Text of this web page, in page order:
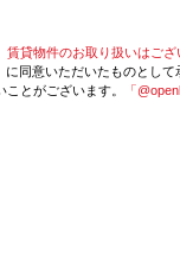
賃貸物件のお取り扱いはござ
に同意いただいたものとして
とがございます。
「